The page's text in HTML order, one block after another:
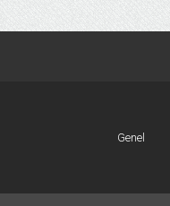
Genel